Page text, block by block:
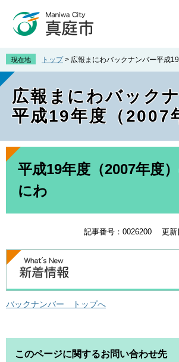
先
で
を
ば
へ
現在地 トップ > 広報まにわバックナンバー平成
広報まにわバック
平成19年度（2007
本
平成19年度（2007年度
にわ
記事番号：0026200 更新
バックナンバー トップへ
このページに関するお問い合わせ先